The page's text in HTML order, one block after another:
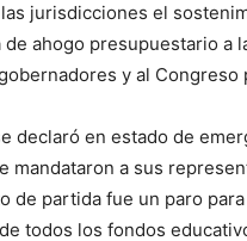
jurisdicciones el
ahogo presupuestario a
y al
declaró en estado de
mandataron a sus
de partida fue un paro
todos los fondos